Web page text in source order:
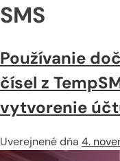
SMS
Používanie
čísel z
vytvorenie
Uverejnené dňa 4.